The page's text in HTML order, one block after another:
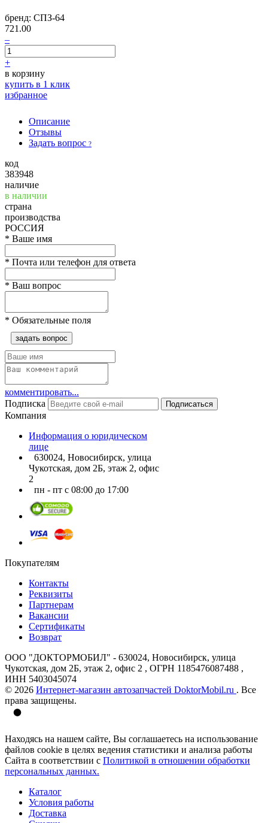
бренд: СПЗ-64
721.00
–
+
в корзину
купить в 1 клик
избранное
Описание
Отзывы
Задать вопрос ?
код
383948
наличие
в наличии
страна
производства
РОССИЯ
* Ваше имя
* Почта или телефон для ответа
* Ваш вопрос
* Обязательные поля
задать вопрос
комментировать...
Подписка
Подписаться
Компания
Информация о юридическом
лице
630024, Новосибирск, улица
Чукотская, дом 2Б, этаж 2, офис
2
пн - пт с 08:00 до 17:00
Покупателям
Контакты
Реквизиты
Партнерам
Вакансии
Сертификаты
Возврат
ООО "ДОКТОРМОБИЛ" - 630024, Новосибирск, улица
Чукотская, дом 2Б, этаж 2, офис 2 , ОГРН 1185476087488 ,
ИНН 5403045074
© 2026 Интернет-магазин автозапчастей DoktorMobil.ru . Все
права защищены.
Находясь на нашем сайте, Вы соглашаетесь на использование
файлов cookie в целях ведения статистики и анализа работы
Сайта в соответствии с Политикой в отношении обработки
персональных данных.
Каталог
Условия работы
Доставка